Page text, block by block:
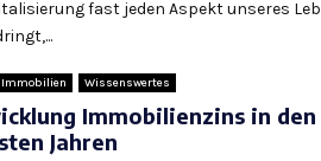
fast jeden Aspekt unseres
Immobilien Wissenswertes
Immobilienzins in den
Jahren